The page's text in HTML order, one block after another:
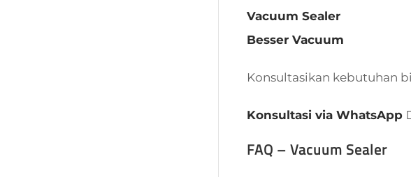
Vacuum Sealer
Besser Vacuum
Konsultasikan kebutuhan
Konsultasi via WhatsApp
FAQ – Vacuum Sealer